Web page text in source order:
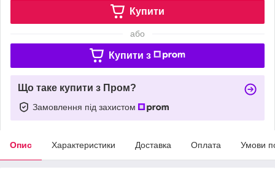
Купити
або
Купити з
Що таке купити з Пром?
Замовлення під захистом
Опис Характеристики Доставка Оплата Умови